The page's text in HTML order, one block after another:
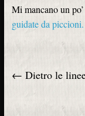
Mi mancano un
guidate da piccioni.
← Dietro le